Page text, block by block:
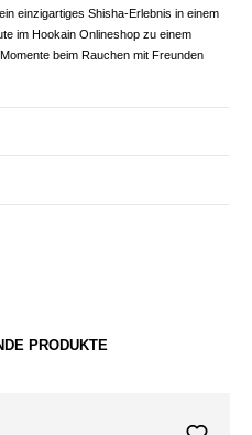
einzigartiges Shisha-Erlebnis in einem
im Hookain Onlineshop zu einem
beim Rauchen mit Freunden
PRODUKTE